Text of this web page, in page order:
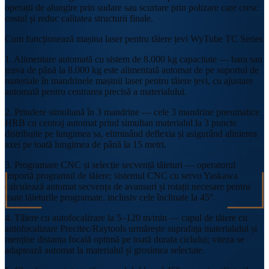
operații de alungire prin sudare sau scurtare prin polizare care cresc
costul și reduc calitatea structurii finale.
Cum funcționează mașina laser pentru tăiere țevi WyTube TC Series
1. Alimentare automată cu sistem de 8.000 kg capacitate — bara sau
țeava de până la 8.000 kg este alimentată automat de pe suportul de
materiale în mandrinele mașinii laser pentru tăiere țevi, cu ajustare
automată pentru centrarea precisă a materialului.
2. Prindere simultană în 3 mandrine — cele 3 mandrine pneumatice
HRB cu centraj automat prind simultan materialul la 3 puncte
distribuite pe lungimea sa, eliminând deflexia și asigurând alinierea
axei pe toată lungimea de până la 15 metri.
3. Programare CNC și selecție secvență tăieturi — operatorul
importă programul de tăiere; sistemul CNC cu servo Yaskawa
calculează automat secvența de avansuri și rotații necesare pentru
toate tăieturile programate, inclusiv cele înclinate la 45°.
4. Tăiere cu autofocalizare la 5–120 m/min — capul de tăiere cu
autofocalizare Precitec/Raytools urmărește suprafața materialului și
menține distanța focală optimă pe toată durata ciclului; viteza se
adaptează automat la materialul și grosimea selectate.